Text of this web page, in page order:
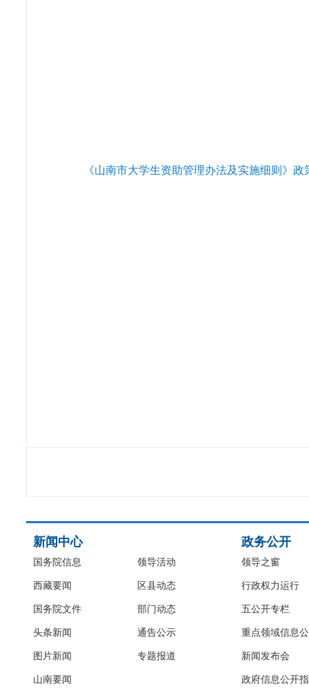
《山南市大学生资助管理办法及实施细则》政
新闻中心
国务院信息
西藏要闻
国务院文件
头条新闻
图片新闻
山南要闻
领导活动
区县动态
部门动态
通告公示
专题报道
政务公开
领导之窗
行政权力运行
五公开专栏
重点领域信息
新闻发布会
政府信息公开